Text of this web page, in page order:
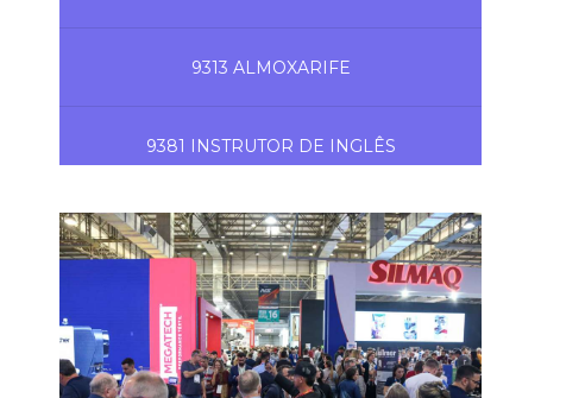
9313 ALMOXARIFE
9381 INSTRUTOR DE INGLÊS